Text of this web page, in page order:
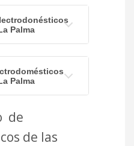
Palma
Palma
de
de las